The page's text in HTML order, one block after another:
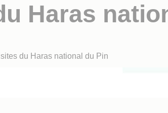
Haras
du Haras national du Pin